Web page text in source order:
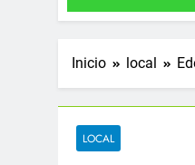
Inicio local
LOCAL